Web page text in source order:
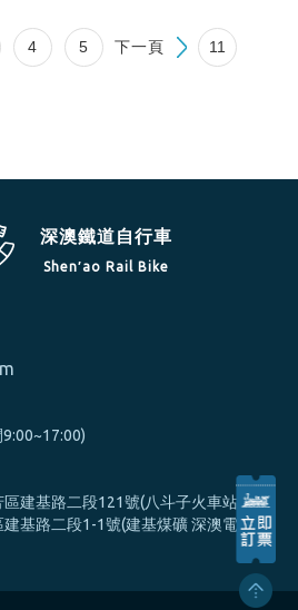
4 5 下一頁 11
深澳鐵道自行車
Shen′ao Rail Bike
建基路二段121號(八斗子火車站旁)
基路二段1-1號(建基煤礦 深澳電廠